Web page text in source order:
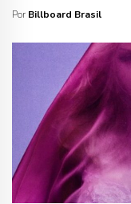
Por Billboard Brasil